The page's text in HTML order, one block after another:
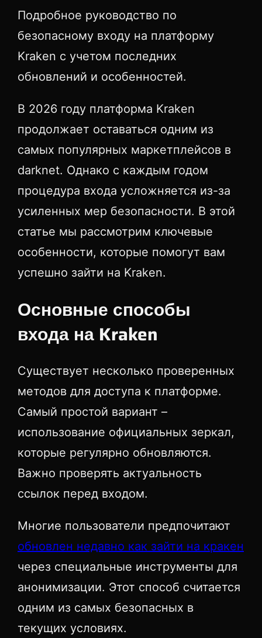
Подробное руководство по
безопасному входу на платформу
Kraken с учетом последних
обновлений и особенностей.
В 2026 году платформа Kraken
продолжает оставаться одним из
самых популярных маркетплейсов в
darknet. Однако с каждым годом
процедура входа усложняется из-за
усиленных мер безопасности. В этой
статье мы рассмотрим ключевые
особенности, которые помогут вам
успешно зайти на Kraken.
Основные способы
входа на Kraken
Существует несколько проверенных
методов для доступа к платформе.
Самый простой вариант –
использование официальных зеркал,
которые регулярно обновляются.
Важно проверять актуальность
ссылок перед входом.
Многие пользователи предпочитают
обновлен недавно как зайти на кракен
через специальные инструменты для
анонимизации. Этот способ считается
одним из самых безопасных в
текущих условиях.